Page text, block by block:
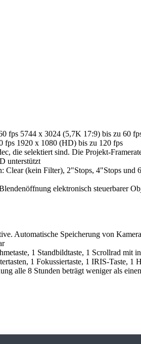
fps 5744 x 3024 (5,7K 17:9) bis zu 60
fps 1920 x 1080 (HD) bis zu 120 fps
die selektiert sind. Die Projekt-
unterstützt
(kein Filter), 2"Stops, 4"Stops und
elektronisch steuerbarer
Automatische Speicherung von
1 Standbildtaste, 1 Scrollrad
1 Fokussiertaste, 1 IRIS-Taste,
alle 8 Stunden beträgt weniger als